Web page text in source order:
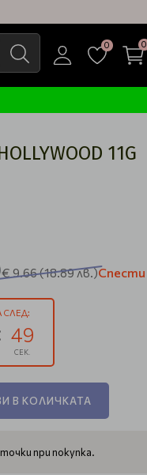
0 0
11G
€ 9.66(18.89 лв.)Спести
48
СЕК.
В КОЛИЧКАТА
при покупка.